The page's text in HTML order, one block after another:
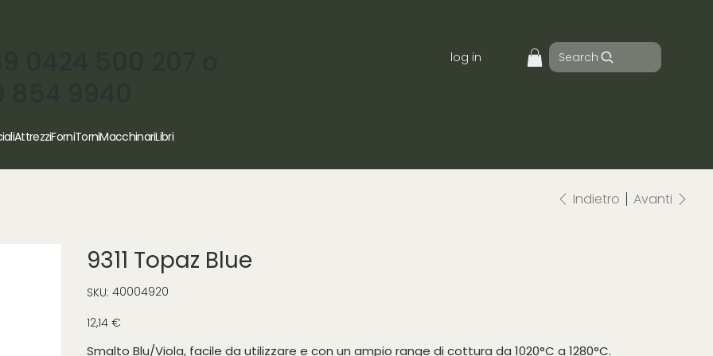
9940
log in Search
AttrezziForniTorniMacchinariLibri
Indietro Avanti
9311 Topaz Blue
SKU:
SKU
40004920
40004920
Prezzo
12,14 €
Smalto Blu/Viola, facile da utilizzare e con un ampio range di cottura da 1020°C a 1280°C.